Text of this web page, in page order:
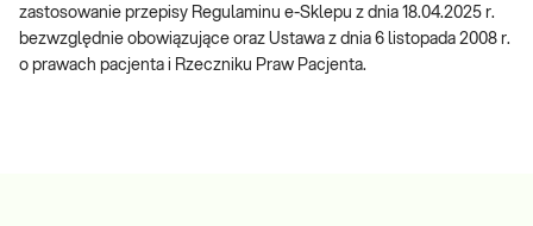
zastosowanie przepisy Regulaminu e-Sklepu z dnia 18.04.2025 r.
bezwzględnie obowiązujące oraz Ustawa z dnia 6 listopada 2008 r.
o prawach pacjenta i Rzeczniku Praw Pacjenta.